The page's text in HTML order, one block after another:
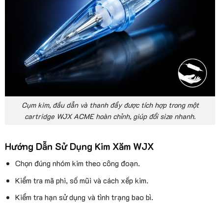
Cụm kim, đầu dẫn và thanh đẩy được tích hợp trong một
cartridge WJX ACME hoàn chỉnh, giúp đổi size nhanh.
Hướng Dẫn Sử Dụng Kim Xăm WJX
Chọn đúng nhóm kim theo công đoạn.
Kiểm tra mã phi, số mũi và cách xếp kim.
Kiểm tra hạn sử dụng và tình trạng bao bì.